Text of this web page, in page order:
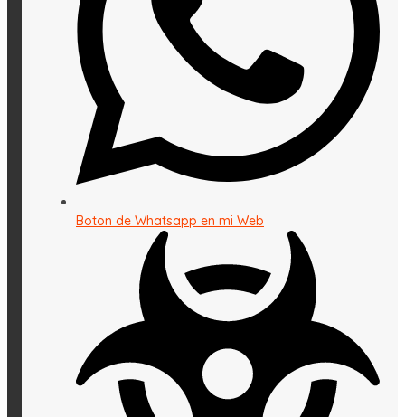
Boton de Whatsapp en mi Web